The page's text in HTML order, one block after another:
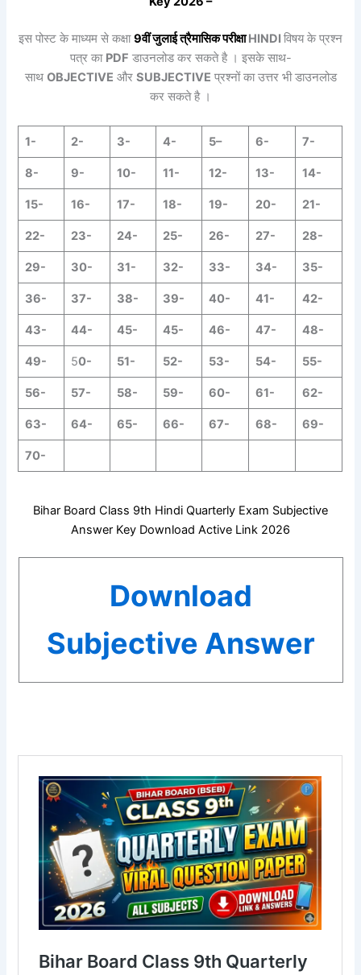
इस पोस्ट के माध्यम से कक्षा9वींजुलाईत्रैमासिकपरीक्षाHINDI विषय के प्रश्न
पत्र का PDF डाउनलोड कर सकते है । इसके साथ-
साथ OBJECTIVE और SUBJECTIVE प्रश्नों का उत्तर भी डाउनलोड
कर सकते है ।
1- 2- 3- 4- 5– 6- 7-
8- 9- 10- 11- 12- 13- 14-
15- 16- 17- 18- 19- 20- 21-
22- 23- 24- 25- 26- 27- 28-
29- 30- 31- 32- 33- 34- 35-
36- 37- 38- 39- 40- 41- 42-
43- 44- 45- 45- 46- 47- 48-
49- 50- 51- 52- 53- 54- 55-
56- 57- 58- 59- 60- 61- 62-
63- 64- 65- 66- 67- 68- 69-
70-
Bihar Board Class 9th Hindi Quarterly Exam Subjective
Answer Key Download Active Link 2026
Download
Subjective Answer